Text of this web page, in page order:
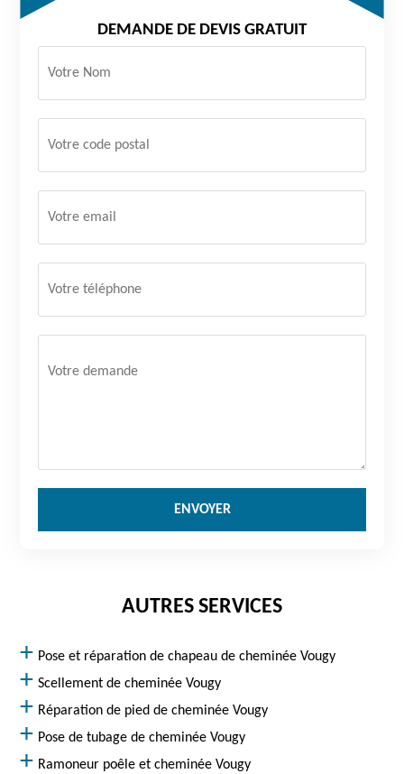
DEMANDE DE DEVIS GRATUIT
AUTRES SERVICES
Pose et réparation de chapeau de cheminée Vougy
Scellement de cheminée Vougy
Réparation de pied de cheminée Vougy
Pose de tubage de cheminée Vougy
Ramoneur poêle et cheminée Vougy